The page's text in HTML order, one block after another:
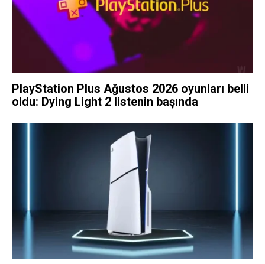
PlayStation Plus Ağustos 2026 oyunları belli
oldu: Dying Light 2 listenin başında